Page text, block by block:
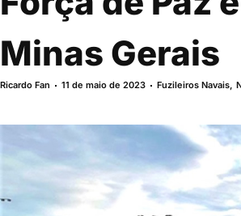
Minas Gerais
Ricardo Fan 11 de maio de 2023 Fuzileiros Navais,